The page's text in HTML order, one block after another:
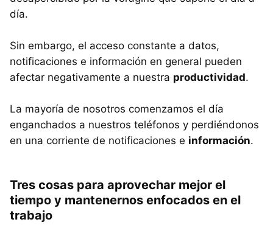
día.
Sin embargo, el acceso constante a datos,
notificaciones e información en general pueden
afectar negativamente a nuestra productividad.
La mayoría de nosotros comenzamos el día
enganchados a nuestros teléfonos y perdiéndonos
en una corriente de notificaciones e información.
Tres cosas para aprovechar mejor el
tiempo y mantenernos enfocados en el
trabajo